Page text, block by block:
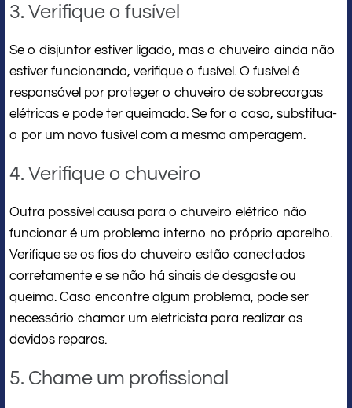
3. Verifique o fusível
Se o disjuntor estiver ligado, mas o chuveiro ainda não
estiver funcionando, verifique o fusível. O fusível é
responsável por proteger o chuveiro de sobrecargas
elétricas e pode ter queimado. Se for o caso, substitua-
o por um novo fusível com a mesma amperagem.
4. Verifique o chuveiro
Outra possível causa para o chuveiro elétrico não
funcionar é um problema interno no próprio aparelho.
Verifique se os fios do chuveiro estão conectados
corretamente e se não há sinais de desgaste ou
queima. Caso encontre algum problema, pode ser
necessário chamar um eletricista para realizar os
devidos reparos.
5. Chame um profissional